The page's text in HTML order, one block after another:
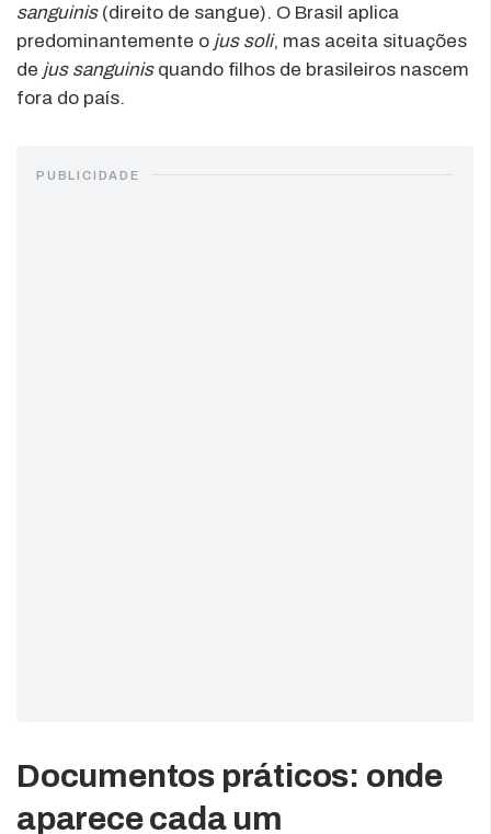
sanguinis(direito de sangue). O Brasil aplica
predominantemente o jus soli, mas aceita situações
de jus sanguinisquando filhos de brasileiros nascem
fora do país.
PUBLICIDADE
Documentos práticos: onde
aparece cada um